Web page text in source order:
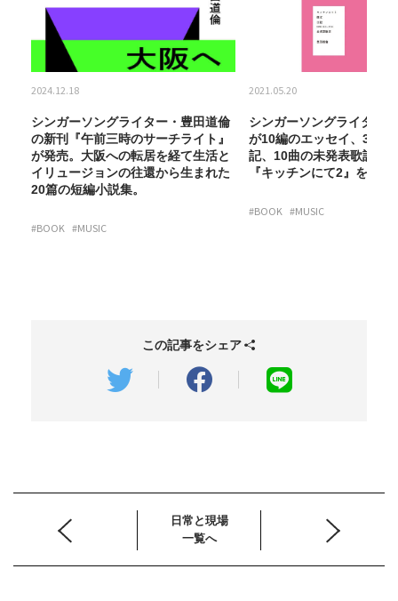
2024.12.18
シンガーソングライター・豊田道倫
の新刊『午前三時のサーチライト』
が発売。大阪への転居を経て生活と
イリュージョンの往還から生まれた
20篇の短編小説集。
#BOOK #MUSIC
2021.05.20
シンガーソングライター
が10編のエッセイ、3カ月
記、10曲の未発表歌詞を
『キッチンにて2』を発表
#BOOK #MUSIC
この記事をシェア
日常と現場
一覧へ